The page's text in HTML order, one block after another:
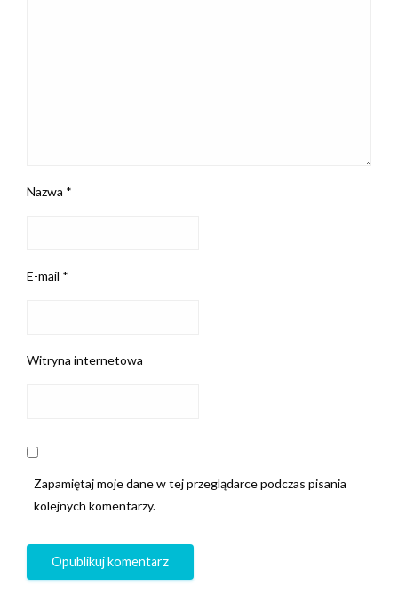
Nazwa *
E-mail *
Witryna internetowa
Zapamiętaj moje dane w tej przeglądarce podczas pisania
kolejnych komentarzy.